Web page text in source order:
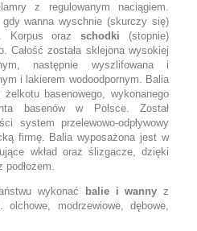
z regulowanym naciągiem.
wanna wyschnie (skurczy się)
Korpus orazschodki (stopnie)
Całość została sklejona wysokiej
następnie wyszlifowana i
i lakierem wodoodpornym. Balia
basenowego, wykonanego
basenów w Polsce. Został
system przelewowo-odpływowy
firmę. Balia wyposażona jest w
wkład oraz ślizgacze, dzięki
wykonać balie i wanny z
olchowe, modrzewiowe, dębowe,